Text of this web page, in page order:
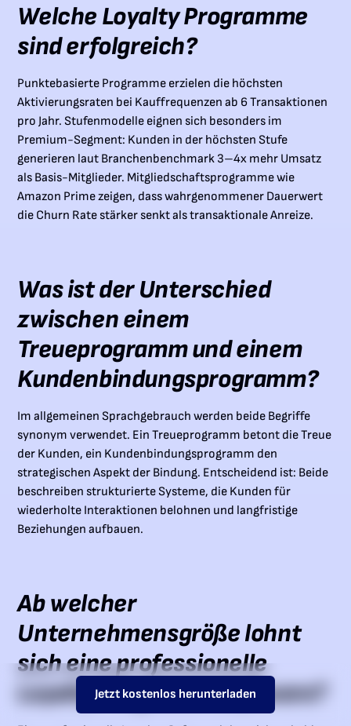
Welche Loyalty Programme
sind erfolgreich?
Punktebasierte Programme erzielen die höchsten
Aktivierungsraten bei Kauffrequenzen ab 6 Transaktionen
pro Jahr. Stufenmodelle eignen sich besonders im
Premium-Segment: Kunden in der höchsten Stufe
generieren laut Branchenbenchmark 3–4x mehr Umsatz
als Basis-Mitglieder. Mitgliedschaftsprogramme wie
Amazon Prime zeigen, dass wahrgenommener Dauerwert
die Churn Rate stärker senkt als transaktionale Anreize.
Was ist der Unterschied
zwischen einem
Treueprogramm und einem
Kundenbindungsprogramm?
Im allgemeinen Sprachgebrauch werden beide Begriffe
synonym verwendet. Ein Treueprogramm betont die Treue
der Kunden, ein Kundenbindungsprogramm den
strategischen Aspekt der Bindung. Entscheidend ist: Beide
beschreiben strukturierte Systeme, die Kunden für
wiederholte Interaktionen belohnen und langfristige
Beziehungen aufbauen.
Ab welcher
Unternehmensgröße lohnt
sich eine professionelle
Loyalty Programm Software?
Jetzt kostenlos herunterladen